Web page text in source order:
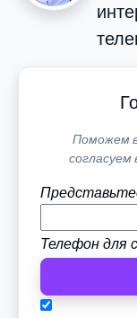
Поможем
согласуем
Телефон для